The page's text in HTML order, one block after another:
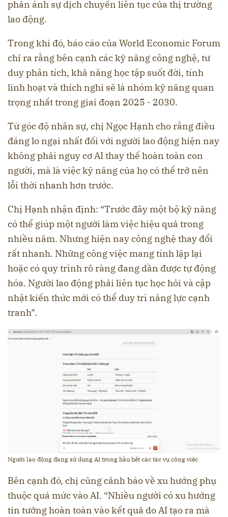
phản ánh sự dịch chuyển liên tục của thị trường
lao động.
Trong khi đó, báo cáo của World Economic Forum
chỉ ra rằng bên cạnh các kỹ năng công nghệ, tư
duy phân tích, khả năng học tập suốt đời, tính
linh hoạt và thích nghi sẽ là nhóm kỹ năng quan
trọng nhất trong giai đoạn 2025 - 2030.
Từ góc độ nhân sự, chị Ngọc Hạnh cho rằng điều
đáng lo ngại nhất đối với người lao động hiện nay
không phải nguy cơ AI thay thế hoàn toàn con
người, mà là việc kỹ năng của họ có thể trở nên
lỗi thời nhanh hơn trước.
Chị Hạnh nhận định: “Trước đây một bộ kỹ năng
có thể giúp một người làm việc hiệu quả trong
nhiều năm. Nhưng hiện nay công nghệ thay đổi
rất nhanh. Những công việc mang tính lặp lại
hoặc có quy trình rõ ràng đang dần được tự động
hóa. Người lao động phải liên tục học hỏi và cập
nhật kiến thức mới có thể duy trì năng lực cạnh
tranh”.
Người lao động đang sử dụng AI trong hầu hết các tác vụ công việc
Bên cạnh đó, chị cũng cảnh báo về xu hướng phụ
thuộc quá mức vào AI. “Nhiều người có xu hướng
tin tưởng hoàn toàn vào kết quả do AI tạo ra mà